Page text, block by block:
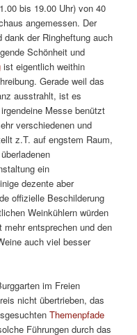
bis 19.00 Uhr) von 40
angemessen. Der
der Ringheftung auch
Schönheit und
ist eigentlich weithin
Gerade weil das
ausstrahlt, ist es
Messe benützt
verschiedenen und
z.T. auf engstem Raum,
ein
dezente aber
offizielle Beschilderung
Weinkühlern würden
entsprechen und den
auch viel besser
im Freien
nicht übertrieben, das
Themenpfade
Führungen durch das